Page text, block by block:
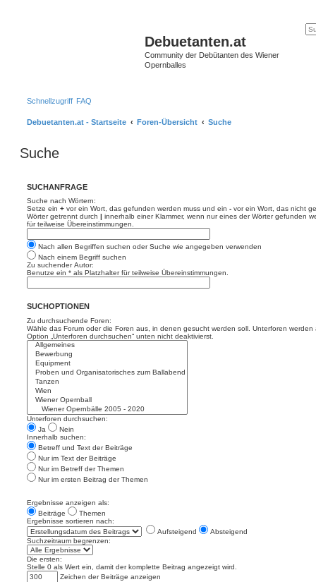
Debuetanten.at
Community der Debütanten des Wiener
Opernballes
Schnellzugriff FAQ
Debuetanten.at - Startseite Foren-Übersicht Suche
Suche
SUCHANFRAGE
Suche nach Wörtern:
Setze ein + vor ein Wort, das gefunden werden muss und ein - vor ein Wort, das nicht
Wörter getrennt durch | innerhalb einer Klammer, wenn nur eines der Wörter gefunden
für teilweise Übereinstimmungen.
Nach allen Begriffen suchen oder Suche wie angegeben verwenden
Nach einem Begriff suchen
Zu suchender Autor:
Benutze ein * als Platzhalter für teilweise Übereinstimmungen.
SUCHOPTIONEN
Zu durchsuchende Foren:
Wähle das Forum oder die Foren aus, in denen gesucht werden soll. Unterforen
Option „Unterforen durchsuchen“ unten nicht deaktivierst.
Unterforen durchsuchen:
Ja
Nein
Innerhalb suchen:
Betreff und Text der Beiträge
Nur im Text der Beiträge
Nur im Betreff der Themen
Nur im ersten Beitrag der Themen
Ergebnisse anzeigen als:
Beiträge
Themen
Ergebnisse sortieren nach:
Aufsteigend
Absteigend
Suchzeitraum begrenzen:
Die ersten:
Stelle 0 als Wert ein, damit der komplette Beitrag angezeigt wird.
Zeichen der Beiträge anzeigen